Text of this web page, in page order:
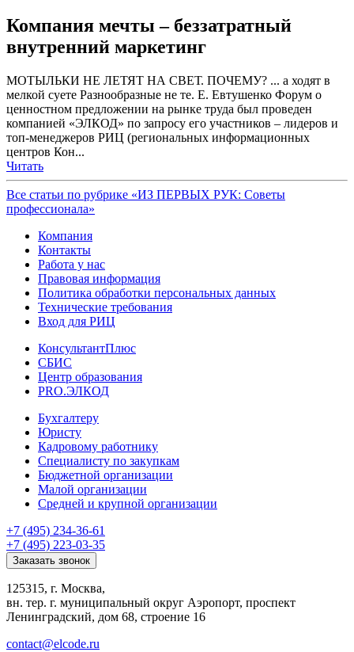
Компания мечты – беззатратный
внутренний маркетинг
МОТЫЛЬКИ НЕ ЛЕТЯТ НА СВЕТ. ПОЧЕМУ? ... а ходят в
мелкой суете Разнообразные не те. Е. Евтушенко Форум о
ценностном предложении на рынке труда был проведен
компанией «ЭЛКОД» по запросу его участников – лидеров и
топ-менеджеров РИЦ (региональных информационных
центров Кон...
Читать
Все статьи по рубрике «ИЗ ПЕРВЫХ РУК: Советы
профессионала»
Компания
Контакты
Работа у нас
Правовая информация
Политика обработки персональных данных
Технические требования
Вход для РИЦ
КонсультантПлюс
СБИС
Центр образования
PRO.ЭЛКОД
Бухгалтеру
Юристу
Кадровому работнику
Специалисту по закупкам
Бюджетной организации
Малой организации
Средней и крупной организации
+7 (495) 234-36-61
+7 (495) 223-03-35
Заказать звонок
125315, г. Москва,
вн. тер. г. муниципальный округ Аэропорт, проспект
Ленинградский, дом 68, строение 16
contact@elcode.ru